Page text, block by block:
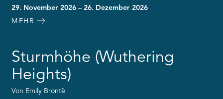
29. November 2026 – 26. Dezember 2026
MEHR
Sturmhöhe (Wuthering
Heights)
Von Emily Brontë